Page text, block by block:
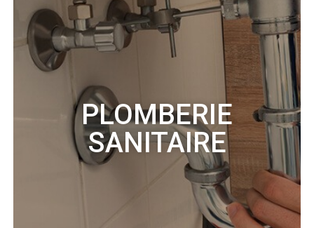
PLOMBERIE
SANITAIRE